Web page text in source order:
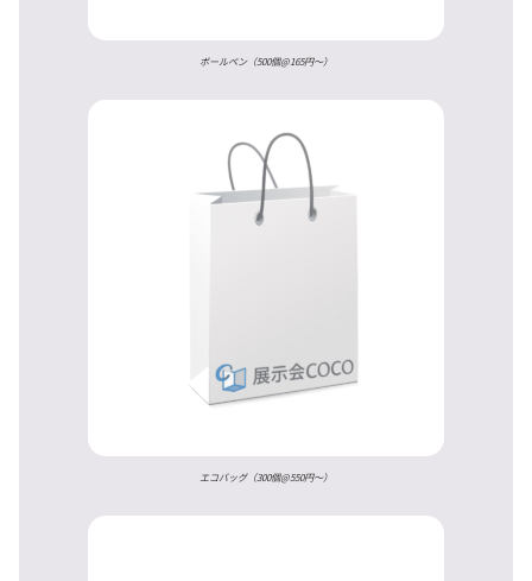
ボールペン（500個@165円〜）
エコバッグ（300個@550円〜）